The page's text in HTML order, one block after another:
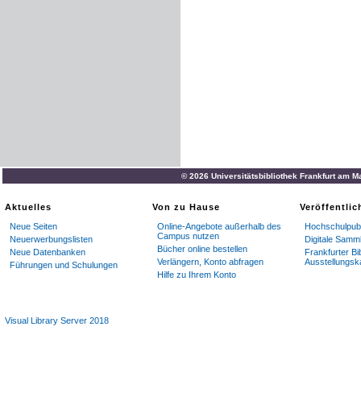
© 2026 Universitätsbibliothek Frankfurt am
Aktuelles
Neue Seiten
Neuerwerbungslisten
Neue Datenbanken
Führungen und Schulungen
Von zu Hause
Online-Angebote außerhalb des
Campus nutzen
Bücher online bestellen
Verlängern, Konto abfragen
Hilfe zu Ihrem Konto
Digitale
Frankfurter
Visual Library Server 2018